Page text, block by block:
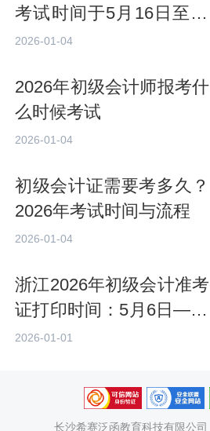
考试时间于5月16日至18
日举行，共6个批次
2026-01-04
2026年初级会计师报考什
么时候考试
2026-01-04
初级会计证需要考多久？
2026年考试时间与流程
2026-01-04
浙江2026年初级会计准考
证打印时间：5月6日—18
日
2026-01-01
长沙希赛泛函教育科技有限公司